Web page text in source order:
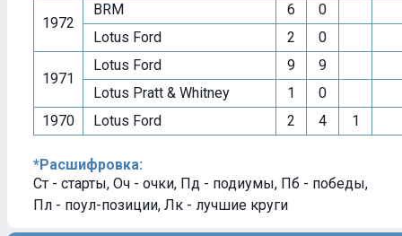
1972
BRM 6
0
Lotus Ford
2 0
1971
Lotus Ford 9
9
Lotus Pratt & Whitney
1
0
1970
Lotus Ford 2 4 1
*Расшифровка:
Ст - старты, Оч - очки, Пд - подиумы, Пб - победы,
Пл - поул-позиции, Лк - лучшие круги